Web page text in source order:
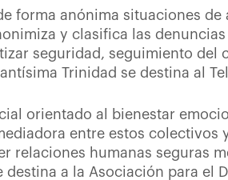
forma anónima situaciones de
y clasifica las denuncias
seguridad, seguimiento del
Trinidad se destina al
orientado al bienestar
entre estos colectivos
relaciones humanas seguras
a la Asociación para el